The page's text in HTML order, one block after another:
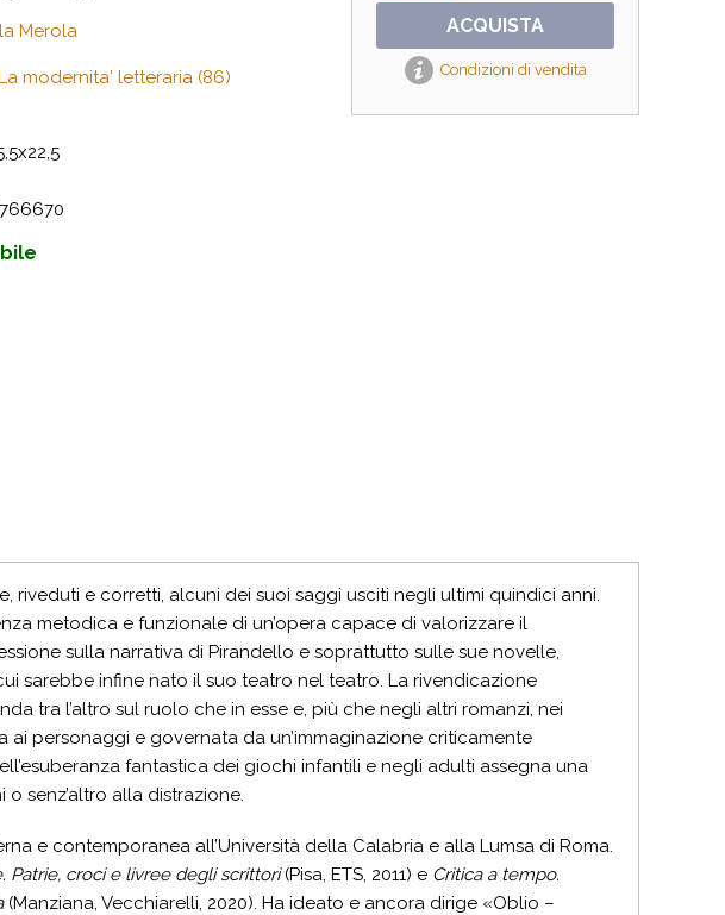
ACQUISTA
Condizioni di vendita
Merola
modernita' letteraria (86)
riveduti e corretti, alcuni dei suoi saggi usciti negli ultimi quindici anni.
metodica e funzionale di un’opera capace di valorizzare il
sulla narrativa di Pirandello e soprattutto sulle sue novelle,
sarebbe infine nato il suo teatro nel teatro. La rivendicazione
tra l’altro sul ruolo che in esse e, più che negli altri romanzi, nei
ai personaggi e governata da un’immaginazione criticamente
fantastica dei giochi infantili e negli adulti assegna una
senz’altro alla distrazione.
e contemporanea all’Università della Calabria e alla Lumsa di Roma.
Patrie, croci e livree degli scrittori(Pisa, ETS, 2011) e Critica a tempo.
(Manziana, Vecchiarelli, 2020). Ha ideato e ancora dirige «Oblio –